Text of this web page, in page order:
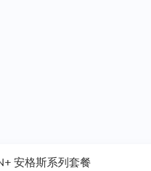
安格斯系列套餐